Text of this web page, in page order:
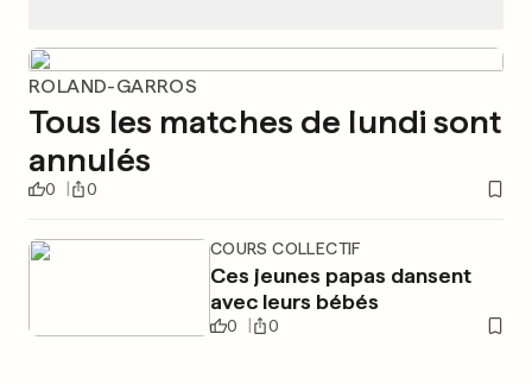
ROLAND-GARROS
Tous les matches de lundi sont
annulés
0 0
COURS COLLECTIF
Ces jeunes papas dansent
avec leurs bébés
0 0